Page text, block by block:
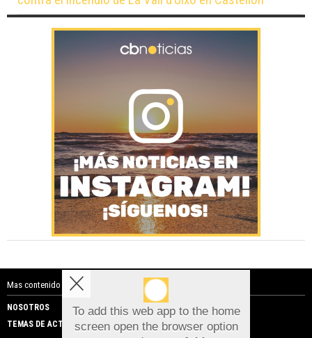
Mas contenido de Costa Blanca Noticias:
NOSOTROS
PUBLICIDAD
TEMAS DE ACTUALIDAD
Aviso sobre el Uso de cookies:
To add this web app to the home
screen open the browser option